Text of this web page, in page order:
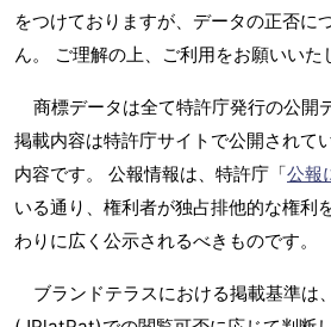
をつけておりますが、データの正否に
ん。 ご理解の上、ご利用をお願いいた
商標データは全て特許庁発行の公開
掲載内容は特許庁サイトで公開されて
内容です。 公報情報は、特許庁「公報
いる通り、権利者が独占排他的な権利
わりに広く公示されるべきものです。
ブランドテラスにおける掲載基準は